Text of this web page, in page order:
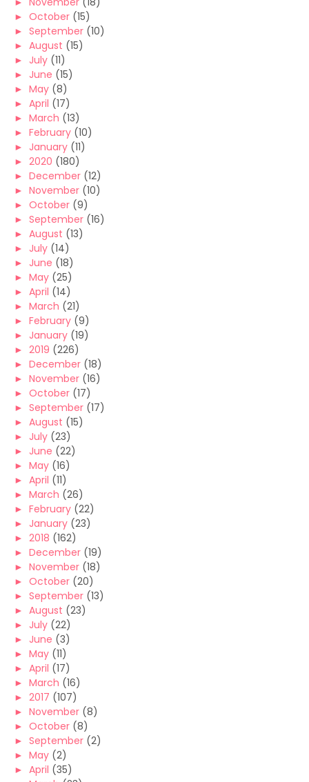
► October (15)
► September (10)
► August (15)
► July (11)
► June (15)
► May (8)
► April (17)
► March (13)
► February (10)
► January (11)
► 2020 (180)
► December (12)
► November (10)
► October (9)
► September (16)
► August (13)
► July (14)
► June (18)
► May (25)
► April (14)
► March (21)
► February (9)
► January (19)
► 2019 (226)
► December (18)
► November (16)
► October (17)
► September (17)
► August (15)
► July (23)
► June (22)
► May (16)
► April (11)
► March (26)
► February (22)
► January (23)
► 2018 (162)
► December (19)
► November (18)
► October (20)
► September (13)
► August (23)
► July (22)
► June (3)
► May (11)
► April (17)
► March (16)
► 2017 (107)
► November (8)
► October (8)
► September (2)
► May (2)
► April (35)